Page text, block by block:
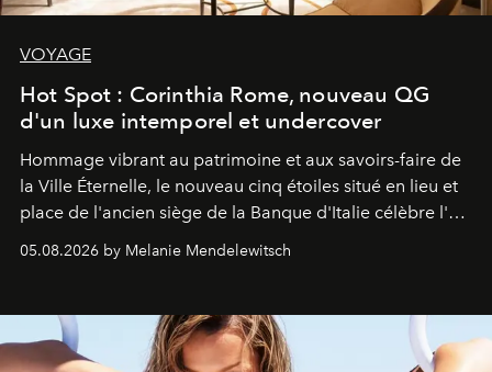
VOYAGE
Hot Spot : Corinthia Rome, nouveau QG
d'un luxe intemporel et undercover
Hommage vibrant au patrimoine et aux savoirs-faire de
la Ville Éternelle, le nouveau cinq étoiles situé en lieu et
place de l'ancien siège de la Banque d'Italie célèbre l'art
05.08.2026 by Melanie Mendelewitsch